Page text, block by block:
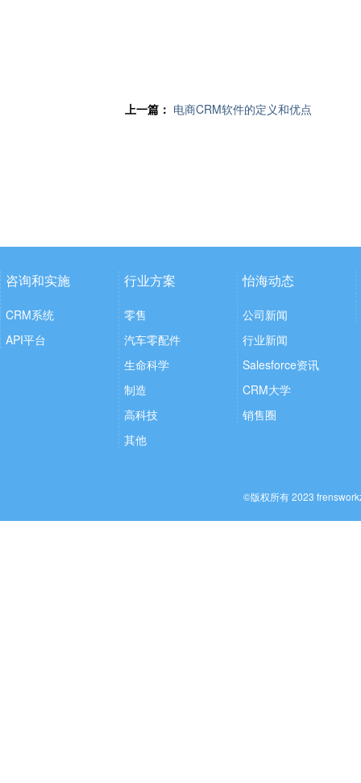
上一篇： 电商CRM软件的定义和优点
咨询和实施
CRM系统
API平台
行业方案
零售
汽车零配件
生命科学
制造
高科技
其他
怡海动态
公司新闻
行业新闻
Salesforce资讯
CRM大学
销售圈
©版权所有 2023